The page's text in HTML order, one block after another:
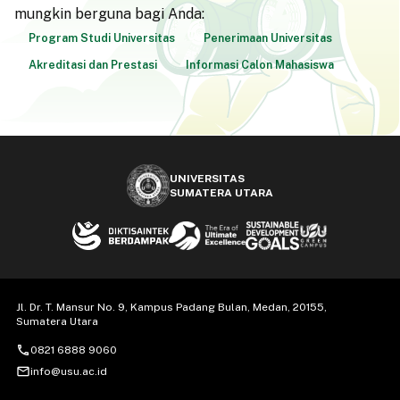
mungkin berguna bagi Anda:
Program Studi Universitas
Penerimaan Universitas
Akreditasi dan Prestasi
Informasi Calon Mahasiswa
UNIVERSITAS
SUMATERA UTARA
Jl. Dr. T. Mansur No. 9, Kampus Padang Bulan, Medan, 20155,
Sumatera Utara
call0821 6888 9060
mail_outlineinfo@usu.ac.id